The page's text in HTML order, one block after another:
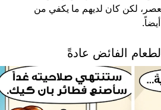
لكن كان لديهم ما يكفي من
الفائض عادةً